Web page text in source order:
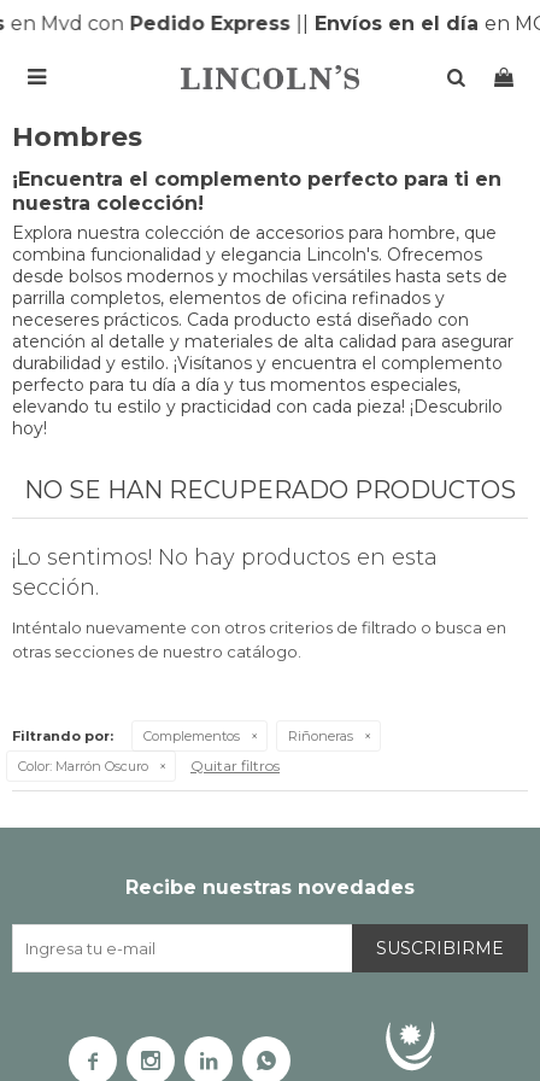
en Mvd conPedido Express Envíos en el día en

Hombres
¡Encuentra el complemento perfecto para ti en
nuestra colección!
Explora nuestra colección de accesorios para hombre, que
combina funcionalidad y elegancia Lincoln's. Ofrecemos
desde bolsos modernos y mochilas versátiles hasta sets de
parrilla completos, elementos de oficina refinados y
neceseres prácticos. Cada producto está diseñado con
atención al detalle y materiales de alta calidad para asegurar
durabilidad y estilo. ¡Visítanos y encuentra el complemento
perfecto para tu día a día y tus momentos especiales,
elevando tu estilo y practicidad con cada pieza! ¡Descubrilo
hoy!
NO SE HAN RECUPERADO PRODUCTOS
¡Lo sentimos! No hay productos en esta
sección.
Inténtalo nuevamente con otros criterios de filtrado o busca en
otras secciones de nuestro catálogo.
Filtrando por: Complementos
Riñoneras
Color: Marrón Oscuro Quitar filtros
Recibe nuestras novedades
SUSCRIBIRME
   